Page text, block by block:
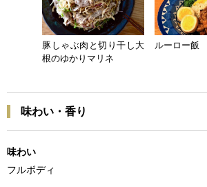
豚しゃぶ肉と切り干し大
根のゆかりマリネ
ルーロー飯
味わい・香り
味わい
フルボディ